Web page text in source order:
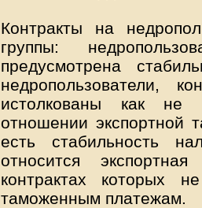
Контракты на
группы:
предусмотрена
недропользователи,
истолкованы как не
отношении экспортной
есть стабильность
относится
контрактах которых
таможенным платежам.